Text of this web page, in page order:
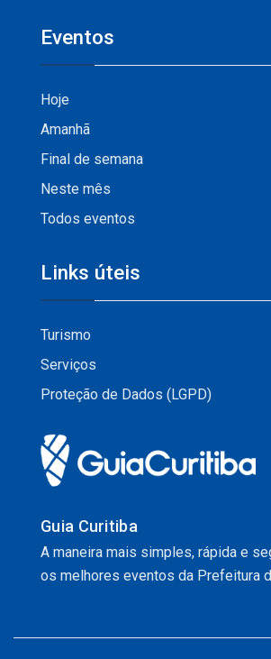
Eventos
Hoje
Amanhã
Final de semana
Neste mês
Todos eventos
Links úteis
Turismo
Serviços
Proteção de Dados (LGPD)
Guia Curitiba
A maneira mais simples, rápida e
os melhores eventos da Prefeitura